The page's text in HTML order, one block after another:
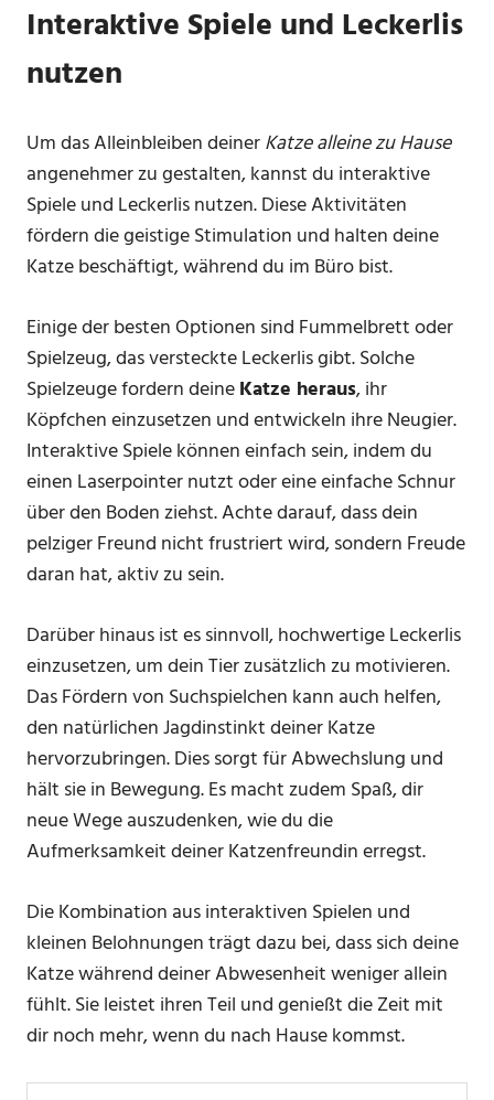
Interaktive Spiele und Leckerlis
nutzen
Um das Alleinbleiben deinerKatze alleine zu Hause
angenehmer zu gestalten, kannst du interaktive
Spiele und Leckerlis nutzen. Diese Aktivitäten
fördern die geistige Stimulation und halten deine
Katze beschäftigt, während du im Büro bist.
Einige der besten Optionen sind Fummelbrett oder
Spielzeug, das versteckte Leckerlis gibt. Solche
Spielzeuge fordern deineKatze heraus, ihr
Köpfchen einzusetzen und entwickeln ihre Neugier.
Interaktive Spiele können einfach sein, indem du
einen Laserpointer nutzt oder eine einfache Schnur
über den Boden ziehst. Achte darauf, dass dein
pelziger Freund nicht frustriert wird, sondern Freude
daran hat, aktiv zu sein.
Darüber hinaus ist es sinnvoll, hochwertige Leckerlis
einzusetzen, um dein Tier zusätzlich zu motivieren.
Das Fördern von Suchspielchen kann auch helfen,
den natürlichen Jagdinstinkt deiner Katze
hervorzubringen. Dies sorgt für Abwechslung und
hält sie in Bewegung. Es macht zudem Spaß, dir
neue Wege auszudenken, wie du die
Aufmerksamkeit deiner Katzenfreundin erregst.
Die Kombination aus interaktiven Spielen und
kleinen Belohnungen trägt dazu bei, dass sich deine
Katze während deiner Abwesenheit weniger allein
fühlt. Sie leistet ihren Teil und genießt die Zeit mit
dir noch mehr, wenn du nach Hause kommst.